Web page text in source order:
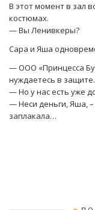
В этот момент в зал
костюмах.
— Вы Ленивкеры?
Сара и Яша
— ООО «Принцесса
нуждаетесь в
— Но у нас есть уже
— Неси деньги, Яша,
заплакала…